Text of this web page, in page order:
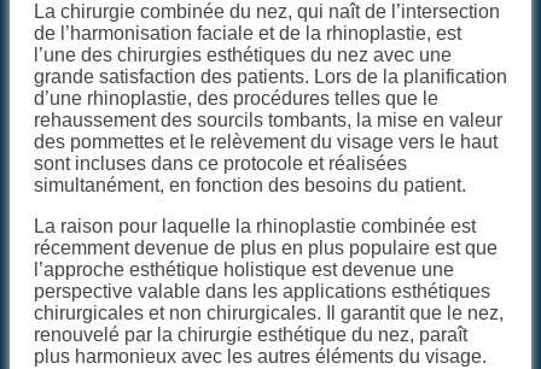
La chirurgie combinée du nez, qui naît de l’intersection
de l’harmonisation faciale et de la rhinoplastie, est
l’une des chirurgies esthétiques du nez avec une
grande satisfaction des patients. Lors de la planification
d’une rhinoplastie, des procédures telles que le
rehaussement des sourcils tombants, la mise en valeur
des pommettes et le relèvement du visage vers le haut
sont incluses dans ce protocole et réalisées
simultanément, en fonction des besoins du patient.
La raison pour laquelle la rhinoplastie combinée est
récemment devenue de plus en plus populaire est que
l’approche esthétique holistique est devenue une
perspective valable dans les applications esthétiques
chirurgicales et non chirurgicales. Il garantit que le nez,
renouvelé par la chirurgie esthétique du nez, paraît
plus harmonieux avec les autres éléments du visage.